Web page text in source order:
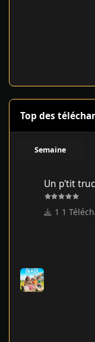
Top des
Semaine
Un p'tit
1